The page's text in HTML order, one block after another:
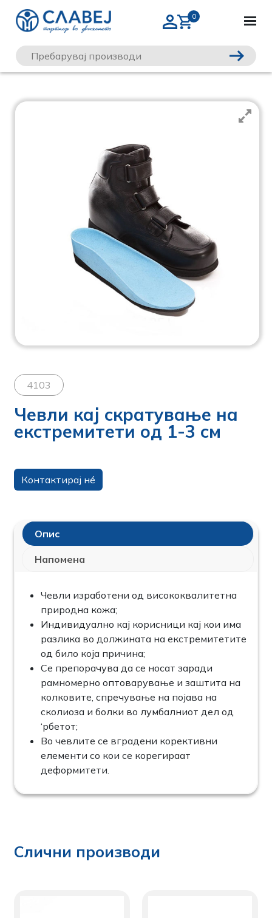
4103
Чевли кај скратување на
екстремитети од 1-3 см
Контактирај нé
Опис
Напомена
Чевли изработени од висококвалитетна
природна кожа;
Индивидуално кај корисници кај кои има
разлика во должината на екстремитетите
од било која причина;
Се препорачува да се носат заради
рамномерно оптоварување и заштита на
колковите, спречување на појава на
сколиоза и болки во лумбалниот дел од
‘рбетот;
Во чевлите се вградени корективни
елементи со кои се корегираат
деформитети.
Слични производи